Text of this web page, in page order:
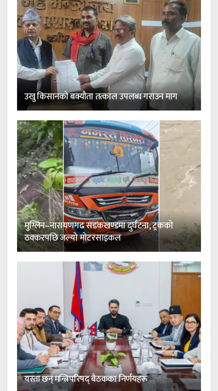
उखु किसानको बक्यौता तत्काल उपलब्ध गराउन माग
मुग्लिन–नारायणगढ सडकखण्डमा दुर्घटना, ट्रकको
ठक्करपछि जल्यो मोटरसाइकल
यस्ता छन् मन्त्रिपरिषद् बैठकका निर्णयहरू